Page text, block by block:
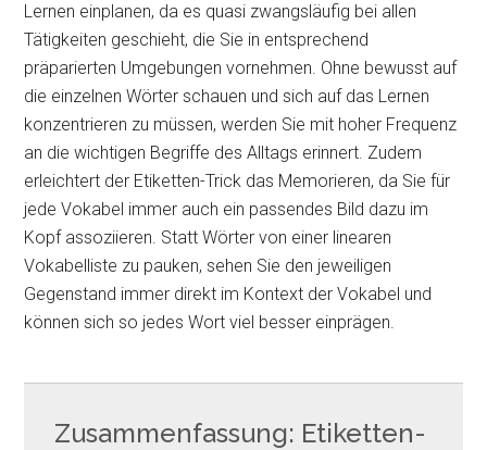
Lernen einplanen, da es quasi zwangsläufig bei allen
Tätigkeiten geschieht, die Sie in entsprechend
präparierten Umgebungen vornehmen. Ohne bewusst auf
die einzelnen Wörter schauen und sich auf das Lernen
konzentrieren zu müssen, werden Sie mit hoher Frequenz
an die wichtigen Begriffe des Alltags erinnert. Zudem
erleichtert der Etiketten-Trick das Memorieren, da Sie für
jede Vokabel immer auch ein passendes Bild dazu im
Kopf assoziieren. Statt Wörter von einer linearen
Vokabelliste zu pauken, sehen Sie den jeweiligen
Gegenstand immer direkt im Kontext der Vokabel und
können sich so jedes Wort viel besser einprägen.
Zusammenfassung: Etiketten-